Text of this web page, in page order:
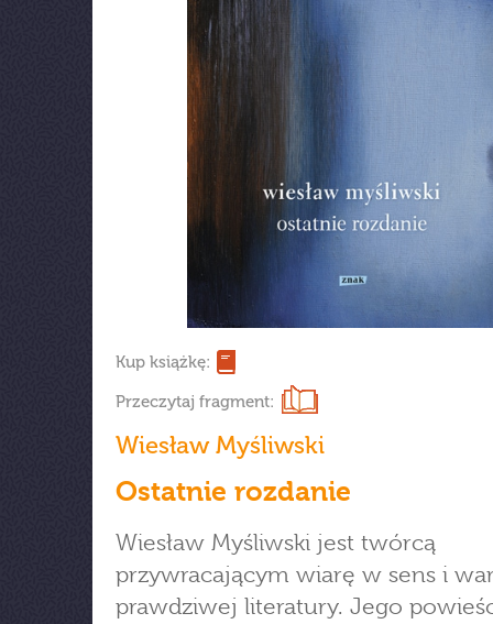
Kup książkę:
Przeczytaj fragment:
Wiesław Myśliwski
Ostatnie rozdanie
Wiesław Myśliwski jest twórcą
przywracającym wiarę w sens i
prawdziwej literatury. Jego